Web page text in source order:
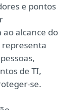
e pontos
alcance do
representa
de TI,
se.